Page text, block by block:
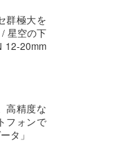
群極大を
星空の下
12-20mm
高精度な
フォンで
タ」